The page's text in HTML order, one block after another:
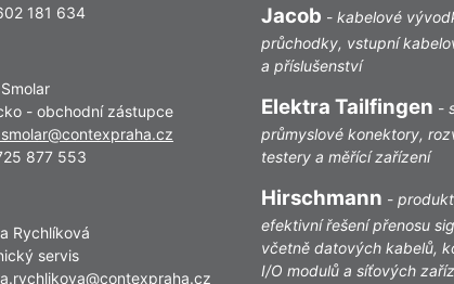
181 634
- obchodní zástupce
877 553
Rychlíková
servis
Jacob - kabelové
průchodky, vstupní
a příslušenství
Elektra Tailfingen -
průmyslové konektory,
testery a měřící zařízení
Hirschmann -
efektivní řešení přenosu
včetně datových kabelů,
I/O modulů a síťových